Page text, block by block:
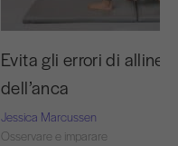
Evita gli errori di
dell’anca
Jessica Marcussen
Osservare e imparare